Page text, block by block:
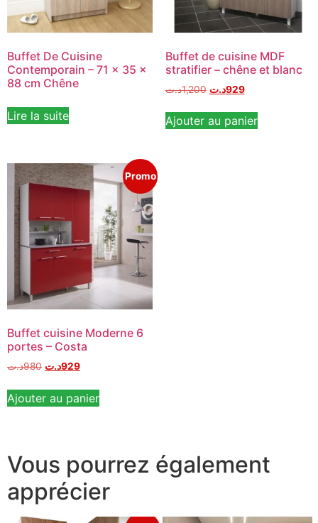
Buffet De Cuisine
Contemporain – 71 x 35 x
88 cm Chêne
Lire la suite
Buffet de cuisine MDF
stratifier – chêne et blanc
1,200د.ت 929د.ت
Ajouter au panier
Promo
Buffet cuisine Moderne 6
portes – Costa
980د.ت 929د.ت
Ajouter au panier
Vous pourrez également
apprécier